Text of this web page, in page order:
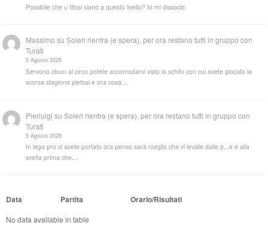
Possibile che u tifosi siano a questo livello? Io mi dissocio.
Massimo suSoleri rientra (e spera), per ora restano tutti in gruppo con
Turati
5 Agosto 2026
Servono cloun al circo potete accomodarvi visto lo schifo con cui avete giocato la
scorsa stagione pietosi e ora cosa…
Pierluigi suSoleri rientra (e spera), per ora restano tutti in gruppo con
Turati
5 Agosto 2026
In lega pro ci avete portato ora penso sarà meglio che vi levate dalle p...e e alla
svelta prima che…
Data Partita Orario/Risultati
No data available in table